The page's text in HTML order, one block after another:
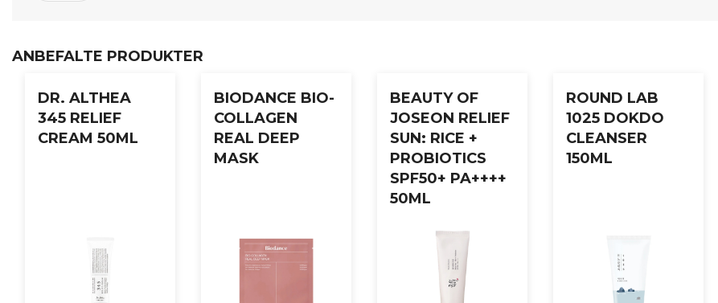
Etter rens, påfør en passende mengde av
ANBEFALTE PRODUKTER
DR. ALTHEA
345 RELIEF
CREAM 50ML
BIODANCE BIO-
COLLAGEN
REAL DEEP
MASK
BEAUTY OF
JOSEON RELIEF
SUN: RICE +
PROBIOTICS
SPF50+ PA++++
50ML
ROUND LAB
1025 DOKDO
CLEANSER
150ML